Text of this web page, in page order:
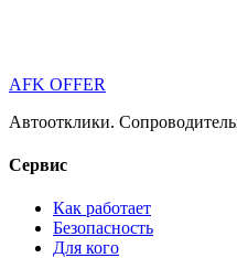
AFK OFFER
Автоотклики.
Сервис
Как работает
Безопасность
Для кого